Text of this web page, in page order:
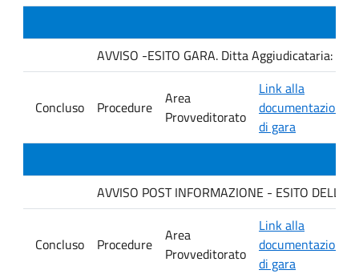
AVVISO -ESITO GARA. Ditta Aggiudicataria:
Concluso Procedure
Area
Provveditorato
Link alla
documentazione
di gara
AVVISO POST INFORMAZIONE - ESITO DELLA
Concluso Procedure
Area
Provveditorato
Link alla
documentazione
di gara